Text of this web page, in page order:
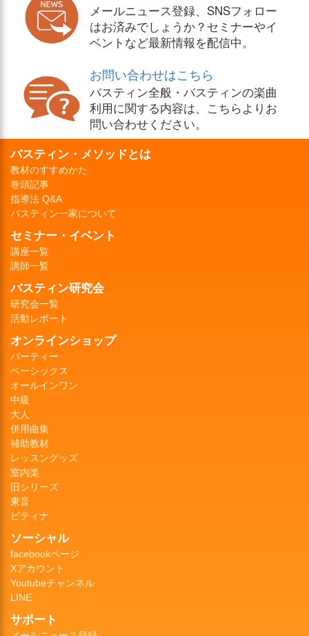
メールニュース登録、SNSフォロー
はお済みでしょうか？セミナーやイ
ベントなど最新情報を配信中。
お問い合わせはこちら
バスティン全般・バスティンの楽曲
利用に関する内容は、こちらよりお
問い合わせください。
バスティン・メソッドとは
教材のすすめかた
巻頭記事
指導法 Q&A
バスティン一家について
セミナー・イベント
講座一覧
講師一覧
バスティン研究会
研究会一覧
活動レポート
オンラインショップ
パーティー
ベーシックス
オールインワン
中級
大人
併用曲集
補助教材
レッスングッズ
室内楽
旧シリーズ
東音
ピティナ
ソーシャル
facebookページ
Xアカウント
Youtubeチャンネル
LINE
サポート